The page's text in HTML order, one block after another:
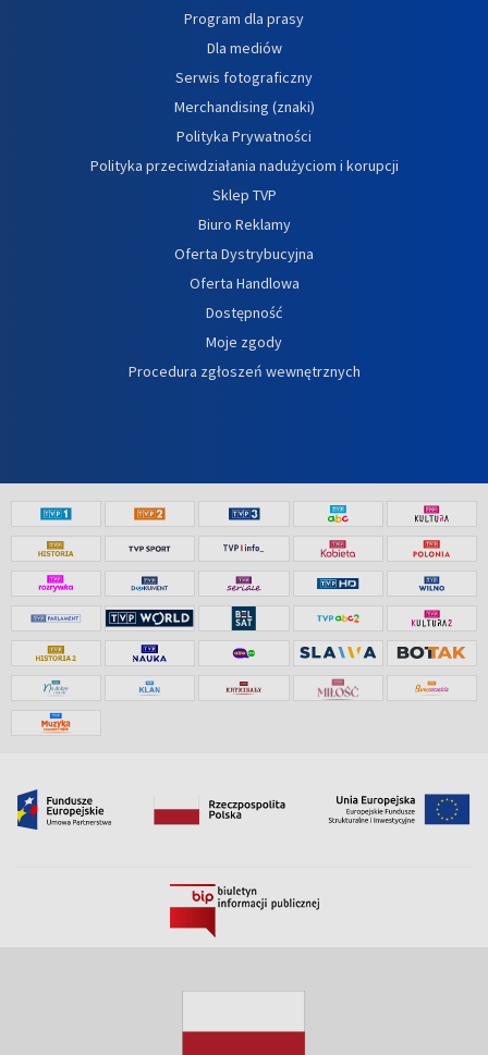
Program dla prasy
Dla mediów
Serwis fotograficzny
Merchandising (znaki)
Polityka Prywatności
Polityka przeciwdziałania nadużyciom i korupcji
Sklep TVP
Biuro Reklamy
Oferta Dystrybucyjna
Oferta Handlowa
Dostępność
Moje zgody
Procedura zgłoszeń wewnętrznych